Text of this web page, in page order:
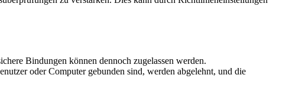
Bindungen können dennoch zugelassen werden.
oder Computer gebunden sind, werden abgelehnt, und die